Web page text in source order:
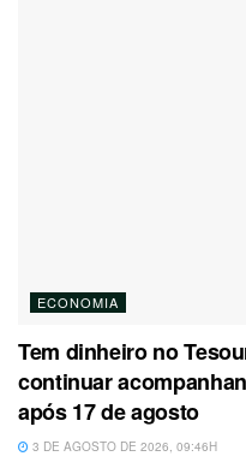
ECONOMIA
Tem dinheiro no
continuar
após 17 de agosto
3 DE AGOSTO DE 2026, 09:46H